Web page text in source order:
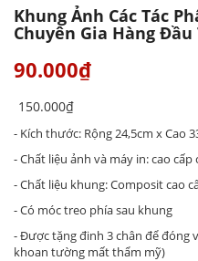
Khung Ảnh Các Tác
Chuyên Gia Hàng Đầu
90.000₫
150.000₫
- Kích thước: Rộng 24,5cm x Cao
- Chất liệu ảnh và máy in: cao cấp
- Chất liệu khung: Composit cao
- Có móc treo phía sau khung
- Được tặng đinh 3 chân để đóng
khoan tường mất thẩm mỹ)